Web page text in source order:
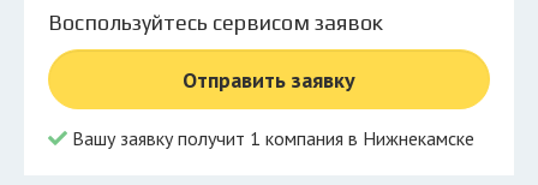
© 2026 Все права защищены
Воспользуйтесь сервисом заявок
Отправить заявку
Вашу заявку получит 1 компания в Нижнекамске